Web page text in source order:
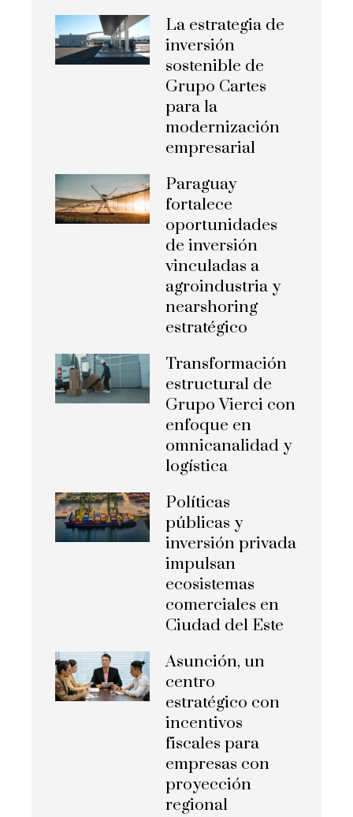
La estrategia de
inversión
sostenible de
Grupo Cartes
para la
modernización
empresarial
Paraguay
fortalece
oportunidades
de inversión
vinculadas a
agroindustria y
nearshoring
estratégico
Transformación
estructural de
Grupo Vierci con
enfoque en
omnicanalidad y
logística
Políticas
públicas y
inversión privada
impulsan
ecosistemas
comerciales en
Ciudad del Este
Asunción, un
centro
estratégico con
incentivos
fiscales para
empresas con
proyección
regional